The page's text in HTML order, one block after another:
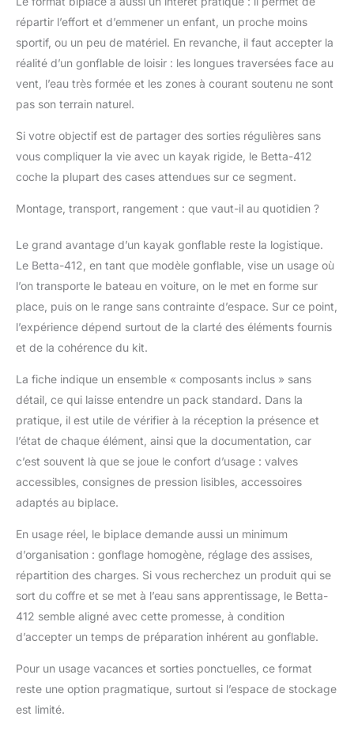
répartir l’effort et d’emmener un enfant, un proche moins
sportif, ou un peu de matériel. En revanche, il faut accepter la
réalité d’un gonflable de loisir : les longues traversées face au
vent, l’eau très formée et les zones à courant soutenu ne sont
pas son terrain naturel.
Si votre objectif est de partager des sorties régulières sans
vous compliquer la vie avec un kayak rigide, le Betta-412
coche la plupart des cases attendues sur ce segment.
Montage, transport, rangement : que vaut-il au quotidien ?
Le grand avantage d’un kayak gonflable reste la logistique.
Le Betta-412, en tant que modèle gonflable, vise un usage où
l’on transporte le bateau en voiture, on le met en forme sur
place, puis on le range sans contrainte d’espace. Sur ce point,
l’expérience dépend surtout de la clarté des éléments fournis
et de la cohérence du kit.
La fiche indique un ensemble « composants inclus » sans
détail, ce qui laisse entendre un pack standard. Dans la
pratique, il est utile de vérifier à la réception la présence et
l’état de chaque élément, ainsi que la documentation, car
c’est souvent là que se joue le confort d’usage : valves
accessibles, consignes de pression lisibles, accessoires
adaptés au biplace.
En usage réel, le biplace demande aussi un minimum
d’organisation : gonflage homogène, réglage des assises,
répartition des charges. Si vous recherchez un produit qui se
sort du coffre et se met à l’eau sans apprentissage, le Betta-
412 semble aligné avec cette promesse, à condition
d’accepter un temps de préparation inhérent au gonflable.
Pour un usage vacances et sorties ponctuelles, ce format
reste une option pragmatique, surtout si l’espace de stockage
est limité.